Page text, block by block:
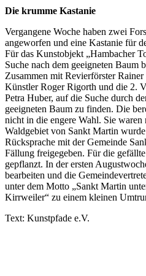
Die krumme Kastanie
Vergangene Woche haben zwei
angeworfen und eine Kastanie für
Für das Kunstobjekt „Hambacher
Suche nach dem geeigneten Baum
Zusammen mit Revierförster
Künstler Roger Rigorth und die 2.
Petra Huber, auf die Suche durch
geeigneten Baum zu finden. Die
nicht in die engere Wahl. Sie
Waldgebiet von Sankt Martin
Rücksprache mit der Gemeinde
Fällung freigegeben. Für die
gepflanzt. In der ersten
bearbeiten und die
unter dem Motto „Sankt Martin
Kirrweiler“ zu einem kleinen
Text: Kunstpfade e.V.